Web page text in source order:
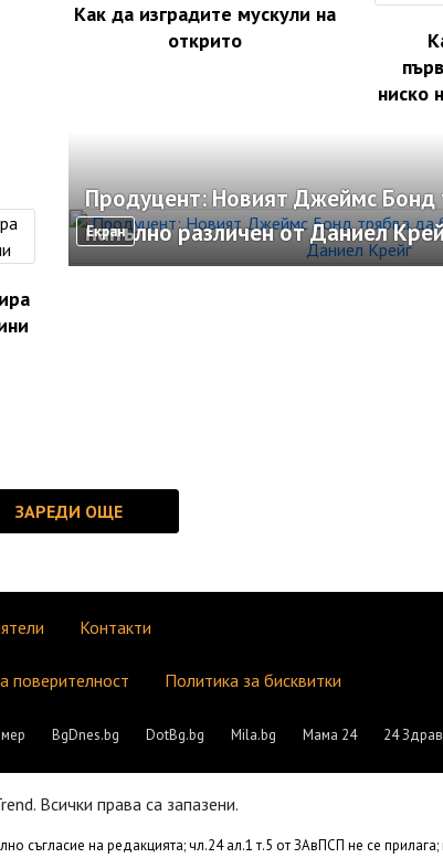
Как да изградите мускули на
открито
ниско
Екран
Продуцент: Новият Джеймс Бонд
напълно различен от Даниел
Контакти
поверителност Политика за бисквитки
BgDnes.bg DotBg.bg Mila.bg Мама 24 24
Всички права са запазени.
съгласие на редакцията; чл.24 ал.1 т.5 от ЗАвПСП не се